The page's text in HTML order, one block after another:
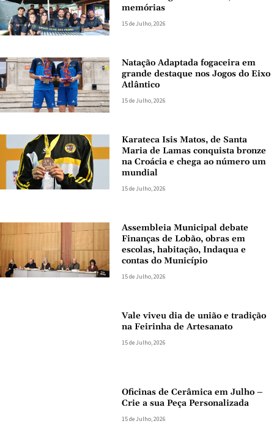
memórias
15 de Julho, 2026
Natação Adaptada fogaceira em
grande destaque nos Jogos do Eixo
Atlântico
15 de Julho, 2026
Karateca Isis Matos, de Santa
Maria de Lamas conquista bronze
na Croácia e chega ao número um
mundial
15 de Julho, 2026
Assembleia Municipal debate
Finanças de Lobão, obras em
escolas, habitação, Indaqua e
contas do Município
15 de Julho, 2026
Vale viveu dia de união e tradição
na Feirinha de Artesanato
15 de Julho, 2026
Oficinas de Cerâmica em Julho –
Crie a sua Peça Personalizada
15 de Julho, 2026